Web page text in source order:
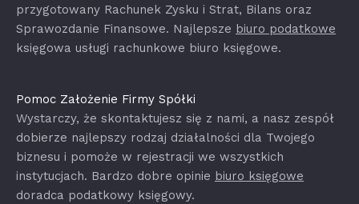
przygotowany Rachunek Zysku i Strat, Bilans oraz
Sprawozdanie Finansowe. Najlepsze biuro podatkowe
księgowa usługi rachunkowe biuro księgowe.
Pomoc Założenie Firmy Spółki
Wystarczy, że skontaktujesz się z nami, a nasz zespół
dobierze najlepszy rodzaj działalności dla Twojego
biznesu i pomoże w rejestracji we wszystkich
instytucjach. Bardzo dobre opinie biuro księgowe
doradca podatkowy księgowy.